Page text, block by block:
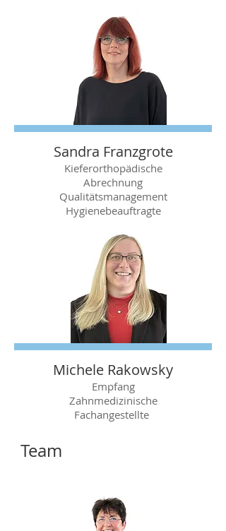
Sandra Franzgrote
Kieferorthopädische
Abrechnung
Qualitätsmanagement
Hygienebeauftragte
Michele Rakowsky
Empfang
Zahnmedizinische
Fachangestellte
Team